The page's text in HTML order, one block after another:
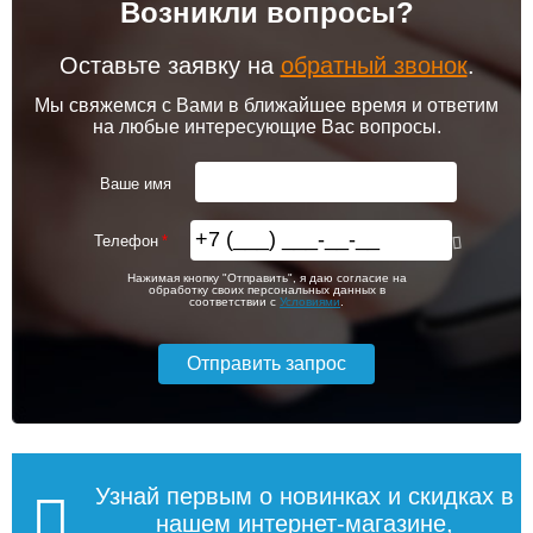
itermic Конвектор
ITTB.190.400.3900
114 600
Подробнее
itermic Конвектор
itermic Конвектор
102 256
Подробнее Подробнее
внутрипольный
ITTBZ.190.400.4900
Подробнее
itermic Конвектор
внутрипольный
ITTBZ.190.400.3100
Подробнее
Комплект подключения
ITFS
5 150
Модуль-адаптер itermic
6 200
1/2"
Возникли вопросы?
Оставьте заявку на обратный звонок.
Мы свяжемся с Вами в ближайшее время и ответим
на любые интересующие Вас вопросы.
Ваше имя
Телефон
Нажимая кнопку "Отправить", я даю согласие на
обработку своих персональных данных в
соответствии с Условиями
Узнай первым о новинках и скидках в
нашем интернет-магазине,